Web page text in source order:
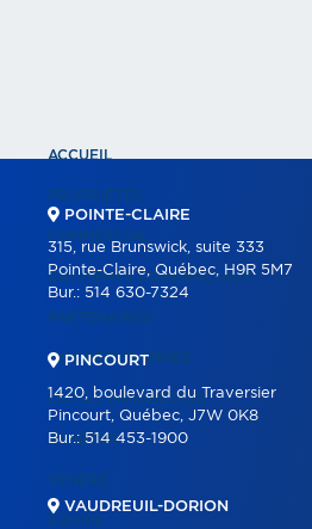
ACCUEIL
PROPRIÉTÉS
COMMERCIAL
BÂTIMENTS COMMERCIAUX
PARTENAIRES
NOS PROGRAMMES
OUTILS IMMOBILIERS
ACHETER
VENDRE
ÉQUIPE
POINTE-CLAIRE
315, rue Brunswick, suite 333
Pointe-Claire, Québec, H9R 5M7
Bur.: 514 630-7324
PINCOURT
1420, boulevard du Traversier
Pincourt, Québec, J7W 0K8
Bur.:514 453-1900
VAUDREUIL-DORION